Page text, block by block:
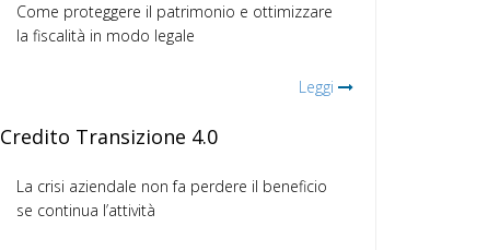
Come proteggere il patrimonio e ottimizzare
la fiscalità in modo legale
Leggi
Credito Transizione 4.0
La crisi aziendale non fa perdere il beneficio
se continua l’attività